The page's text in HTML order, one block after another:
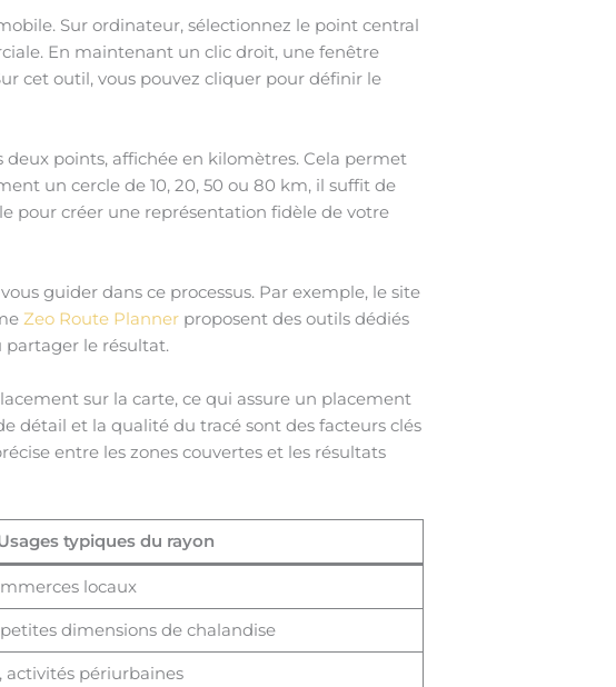
Sur ordinateur, sélectionnez le point central
En maintenant un clic droit, une fenêtre
cet outil, vous pouvez cliquer pour définir le
points, affichée en kilomètres. Cela permet
un cercle de 10, 20, 50 ou 80 km, il suffit de
pour créer une représentation fidèle de votre
guider dans ce processus. Par exemple, le site
Zeo Route Planner proposent des outils dédiés
partager le résultat.
sur la carte, ce qui assure un placement
détail et la qualité du tracé sont des facteurs clés
entre les zones couvertes et les résultats
typiques du rayon
locaux
dimensions de chalandise
activités périurbaines